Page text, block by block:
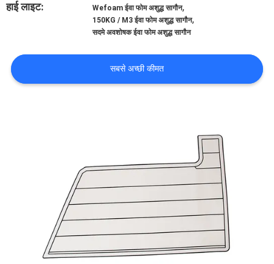
संपर्क
अनुरोध
हाई लाइट:
Wefoam ईवा फोम अशुद्ध सागौन,
150KG / M3 ईवा फोम अशुद्ध सागौन,
सदमे अवशोषक ईवा फोम अशुद्ध सागौन
सबसे अच्छी कीमत